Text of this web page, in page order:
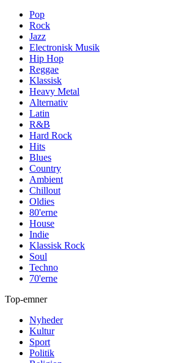
Pop
Rock
Jazz
Electronisk Musik
Hip Hop
Reggae
Klassisk
Heavy Metal
Alternativ
Latin
R&B
Hard Rock
Hits
Blues
Country
Ambient
Chillout
Oldies
80'erne
House
Indie
Klassisk Rock
Soul
Techno
70'erne
Top-emner
Nyheder
Kultur
Sport
Politik